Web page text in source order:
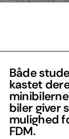
Både
kastet
biler giver
mulighed
FDM.